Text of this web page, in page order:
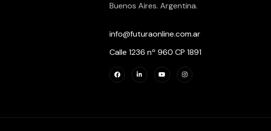
Buenos Aires. Argentina.
info@futuraonline.com.ar
Calle 1236 nº 960 CP 1891